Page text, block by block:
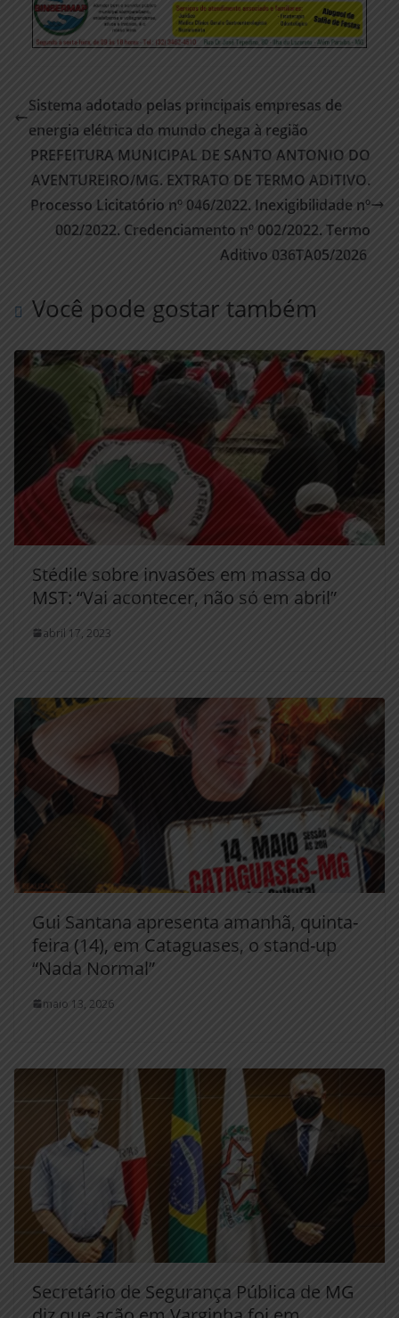
Sistema adotado pelas principais empresas de
energia elétrica do mundo chega à região
PREFEITURA MUNICIPAL DE SANTO ANTONIO DO
AVENTUREIRO/MG. EXTRATO DE TERMO ADITIVO.
Processo Licitatório nº 046/2022. Inexigibilidade nº
002/2022. Credenciamento nº 002/2022. Termo
Aditivo 036TA05/2026
Você pode gostar também
Stédile sobre invasões em massa do
MST: “Vai acontecer, não só em abril”
abril 17, 2023
Gui Santana apresenta amanhã, quinta-
feira (14), em Cataguases, o stand-up
“Nada Normal”
maio 13, 2026
Secretário de Segurança Pública de MG